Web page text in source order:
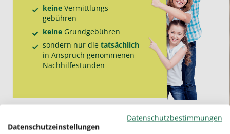
keineVermittlungs­
gebühren
keineGrund­gebühren
sondern nur die tatsächlich
in Anspruch genommenen
Nachhilfe­stunden
Datenschutzbestimmungen
Datenschutzeinstellungen